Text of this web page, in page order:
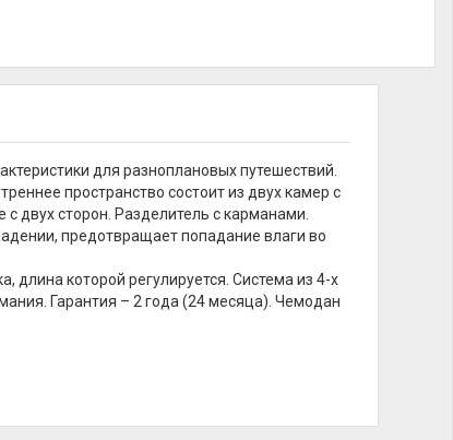
для разноплановых путешествий.
пространство состоит из двух камер с
сторон. Разделитель с карманами.
предотвращает попадание влаги во
длина которой регулируется. Система из 4-х
Гарантия – 2 года (24 месяца). Чемодан